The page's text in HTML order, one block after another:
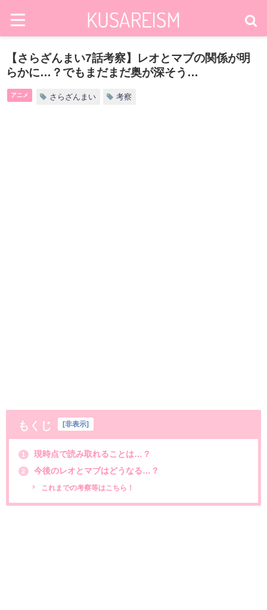
【さらざんまい7話考察】レオとマブの関係が明
らかに…？でもまだまだ奥が深そう…
アニメ さらざんまい 考察
もくじ 非表示
1 現時点で読み取れることは…？
2 今後のレオとマブはどうなる…？
これまでの考察等はこちら！